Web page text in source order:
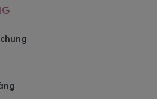
Thị Giang, P. Đông Hưng